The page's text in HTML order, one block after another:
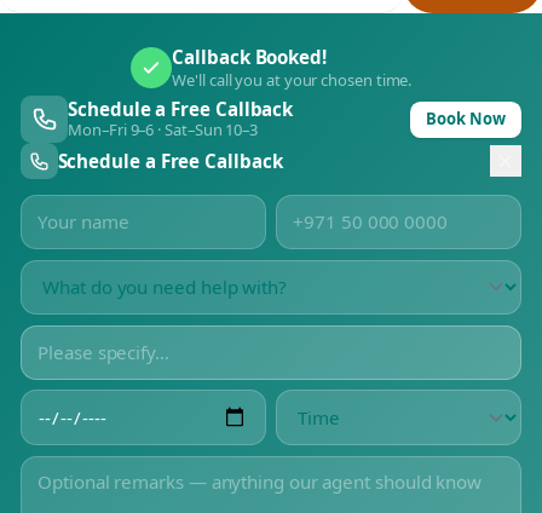
Callback Booked!
We'll call you at your chosen time.
Schedule a Free Callback
Mon–Fri 9–6 · Sat–Sun 10–3 Book Now
Schedule a Free Callback